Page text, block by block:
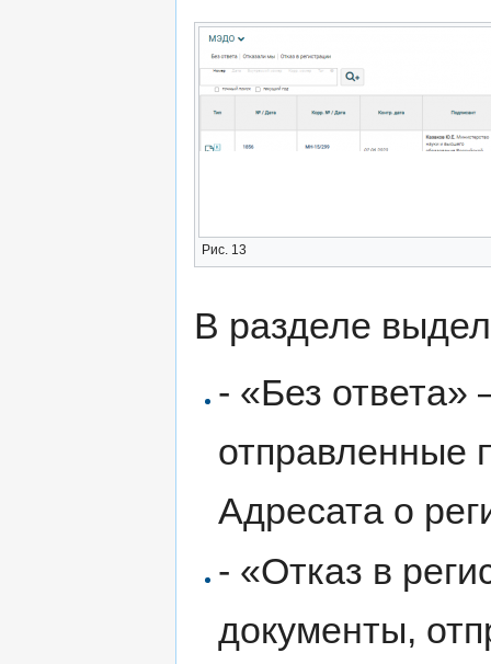
Рис. 13
В разделе
- «Без
отправленные
Адресата о
- «Отказ в
документы,